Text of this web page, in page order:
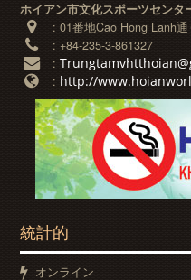
ホイアン市文化スポーツセンタ
:01番地Cao Hong Lanh
:+84-235-3-861327
:
: http://
統計的
オンライン